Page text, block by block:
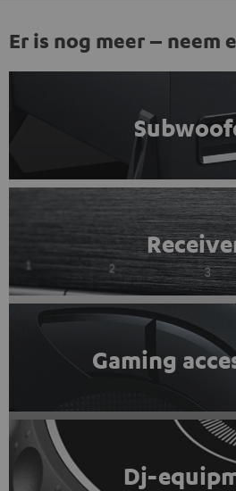
Er is nog meer – neem
Gaming
Dj-